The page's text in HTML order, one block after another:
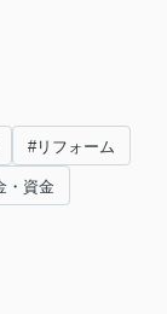
#リフォーム
・資金